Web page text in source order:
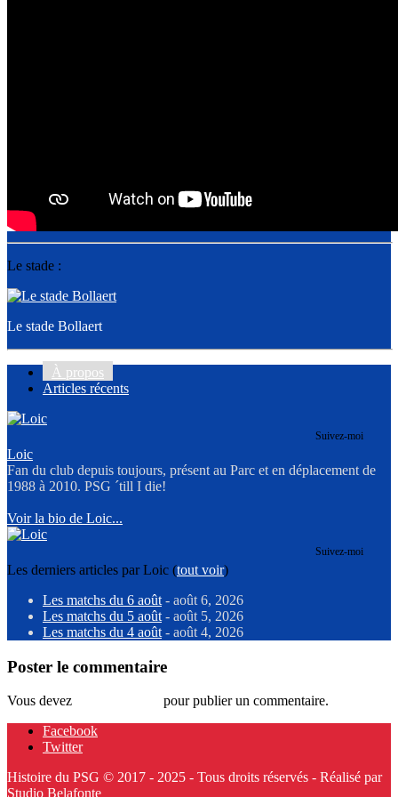
Le stade :
Le stade Bollaert
À propos
Articles récents
Suivez-moi
Loic
Fan du club depuis toujours, présent au Parc et en déplacement de
1988 à 2010. PSG ´till I die!
Voir la bio de Loic...
Suivez-moi
Les derniers articles par Loic (tout voir)
Les matchs du 6 août - août 6, 2026
Les matchs du 5 août - août 5, 2026
Les matchs du 4 août - août 4, 2026
Poster le commentaire
Vous devez
pour publier un commentaire.
Facebook
Twitter
Histoire du PSG © 2017 - 2025 - Tous droits réservés - Réalisé par
Studio Belafonte